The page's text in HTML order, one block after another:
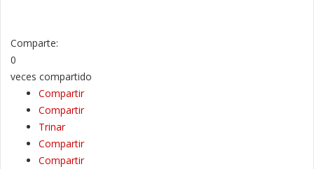
Comparte:
0
veces compartido
Compartir
Compartir
Trinar
Compartir
Compartir